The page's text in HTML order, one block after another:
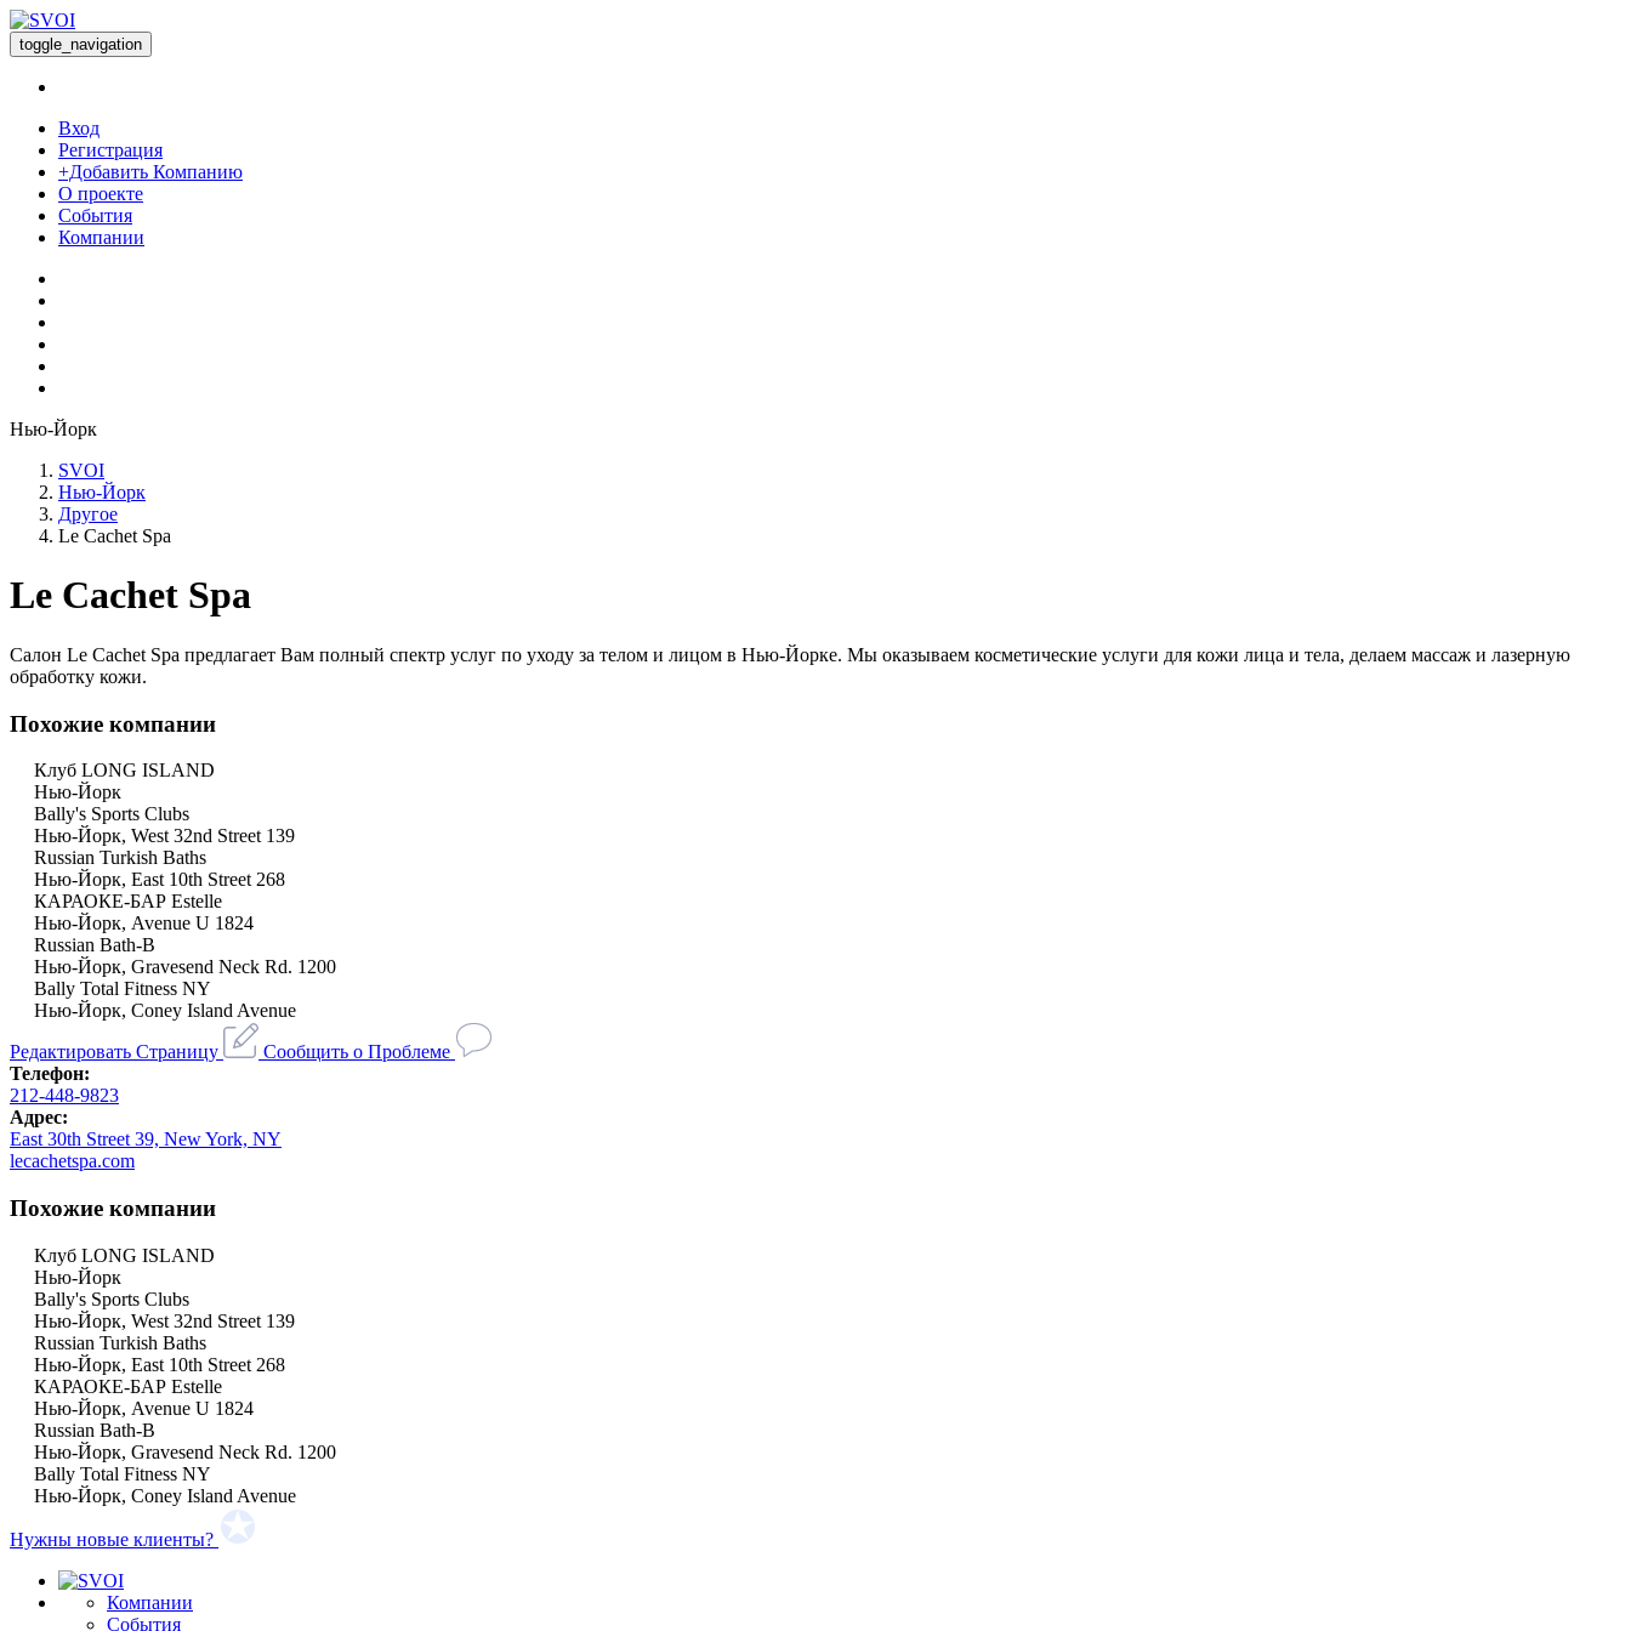
toggle_navigation
Вход
Регистрация
+Добавить Компанию
О проекте
События
Компании
Нью-Йорк
SVOI
Нью-Йорк
Другое
Le Cachet Spa
Le Cachet Spa
Салон Le Cachet Spa предлагает Вам полный спектр услуг по уходу за телом и лицом в Нью-Йорке. Мы оказываем косметические услуги для кожи лица и тела, делаем массаж и лазерную
обработку кожи.
Похожие компании
Клуб LONG ISLAND
Нью-Йорк
Bally's Sports Clubs
Нью-Йорк, West 32nd Street 139
Russian Turkish Baths
Нью-Йорк, East 10th Street 268
КАРАОКЕ-БАР Estelle
Нью-Йорк, Avenue U 1824
Russian Bath-B
Нью-Йорк, Gravesend Neck Rd. 1200
Bally Total Fitness NY
Нью-Йорк, Coney Island Avenue
Редактировать Страницу
Сообщить о Проблеме
Телефон:
212-448-9823
Адрес:
East 30th Street 39, New York, NY
lecachetspa.com
Похожие компании
Клуб LONG ISLAND
Нью-Йорк
Bally's Sports Clubs
Нью-Йорк, West 32nd Street 139
Russian Turkish Baths
Нью-Йорк, East 10th Street 268
КАРАОКЕ-БАР Estelle
Нью-Йорк, Avenue U 1824
Russian Bath-B
Нью-Йорк, Gravesend Neck Rd. 1200
Bally Total Fitness NY
Нью-Йорк, Coney Island Avenue
Нужны новые клиенты?
Компании
События